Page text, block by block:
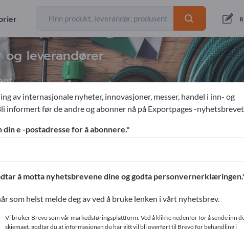
leverandører
til hjemmet Pyntelys
>> start her
på Exportpages.
av internasjonale nyheter, innovasjoner, messer, handel i inn- og
informert før de andre og abonner nå på Exportpages -
din e -postadresse for å abonnere.
å motta nyhetsbrevene dine og godta personvernerklæringen.
som helst melde deg av ved å bruke lenken i vårt nyhetsbrev.
Vi bruker Brevo som vår markedsføringsplattform. Ved å klikke nedenfor for å sende inn
skjemaet, godtar du at informasjonen du har gitt vil bli overført til Brevo for behandling i